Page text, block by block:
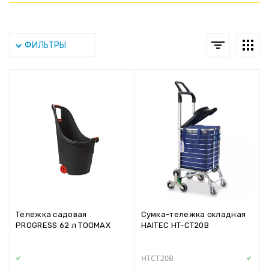
ФИЛЬТРЫ
Тележка садовая
PROGRESS 62 л TOOMAX
Сумка-тележка складная
HAITEC HT-СТ20B
HTСТ20B